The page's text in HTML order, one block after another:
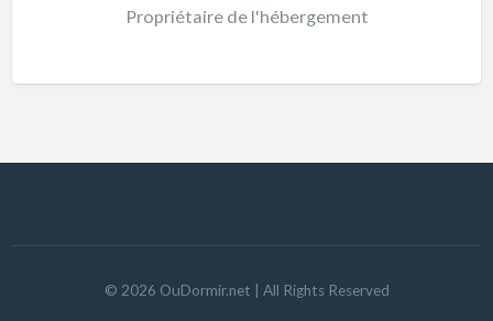
Propriétaire de l'hébergement
© 2026 OuDormir.net | All Rights Reserved